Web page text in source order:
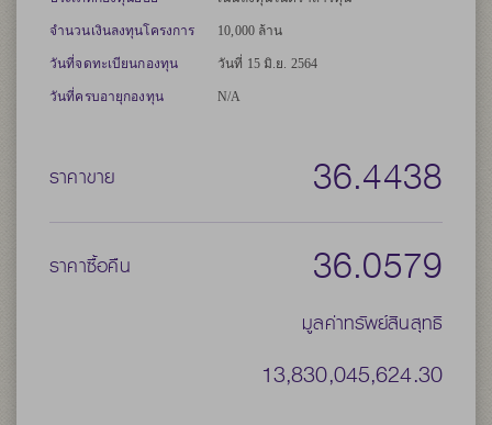
จำนวนเงินลงทุนโครงการ 10,000 ล้าน
วันที่จดทะเบียนกองทุน วันที่ 15 มิ.ย. 2564
วันที่ครบอายุกองทุน N/A
ราคาขาย 36.4438
ราคาซื้อคืน 36.0579
มูลค่าทรัพย์สินสุทธิ
13,830,045,624.30